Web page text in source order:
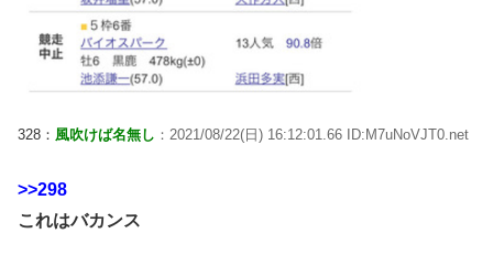
328： 風吹けば名無し ：2021/08/22(日) 16:12:01.66 ID:M7uNoVJT0.net
>>298
これはバカンス